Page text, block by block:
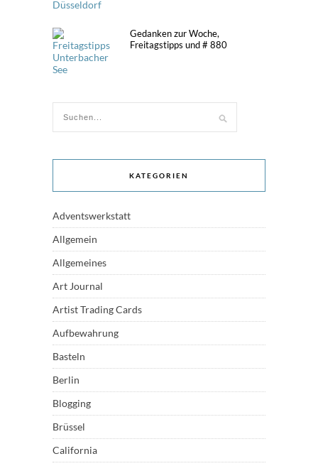
Gedanken zur Woche,
Freitagstipps und # 880
KATEGORIEN
Adventswerkstatt
Allgemein
Allgemeines
Art Journal
Artist Trading Cards
Aufbewahrung
Basteln
Berlin
Blogging
Brüssel
California